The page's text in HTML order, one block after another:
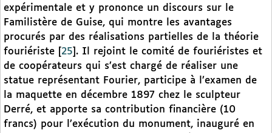
expérimentale et y prononce un discours sur le
Familistère de Guise, qui montre les avantages
procurés par des réalisations partielles de la théorie
fouriériste
25 . Il rejoint le comité de fouriéristes et
de coopérateurs qui s’est chargé de réaliser une
statue représentant Fourier, participe à l’examen de
la maquette en décembre 1897 chez le sculpteur
Derré, et apporte sa contribution financière (10
francs) pour l’exécution du monument, inauguré en